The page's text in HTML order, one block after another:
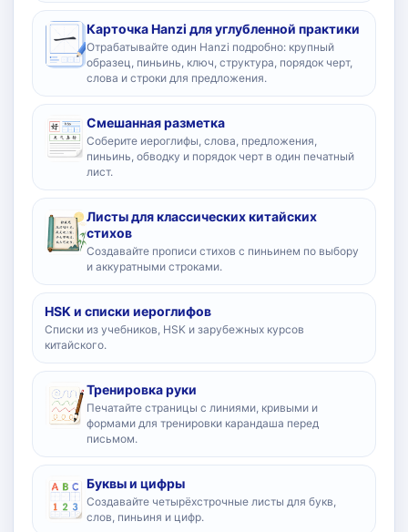
Карточка Hanzi для углубленной практики
Отрабатывайте один Hanzi подробно: крупный
образец, пиньинь, ключ, структура, порядок черт,
слова и строки для предложения.
Смешанная разметка
Соберите иероглифы, слова, предложения,
пиньинь, обводку и порядок черт в один печатный
лист.
Листы для классических китайских
стихов
Создавайте прописи стихов с пиньинем по выбору
и аккуратными строками.
HSK и списки иероглифов
Списки из учебников, HSK и зарубежных курсов
китайского.
Тренировка руки
Печатайте страницы с линиями, кривыми и
формами для тренировки карандаша перед
письмом.
Буквы и цифры
Создавайте четырёхстрочные листы для букв,
слов, пиньиня и цифр.